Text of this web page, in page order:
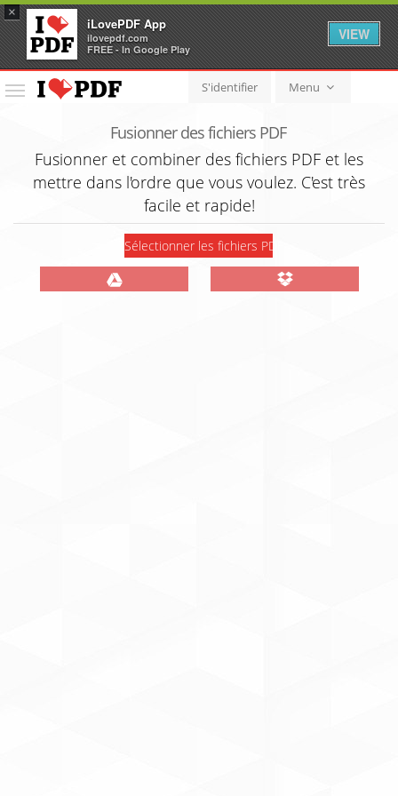
×
iLovePDF App
ilovepdf.com
FREE - In Google Play
VIEW
S'identifier Menu
Menu
Fusionner des fichiers PDF
Fusionner et combiner des fichiers PDF et les
mettre dans l'ordre que vous voulez. C'est très
facile et rapide!
Sélectionner les fichiers PDF